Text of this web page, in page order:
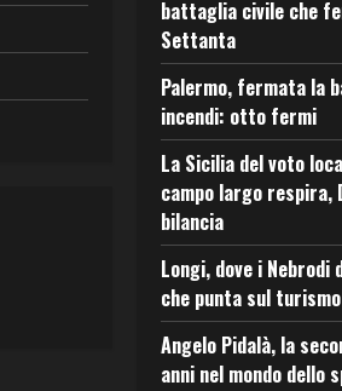
battaglia civile che
Settanta
Palermo, fermata la
incendi: otto fermi
La Sicilia del voto
campo largo respira,
bilancia
Longi, dove i
che punta sul
Angelo Pidalà, la
anni nel mondo dello